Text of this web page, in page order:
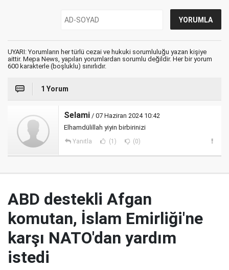
UYARI: Yorumların her türlü cezai ve hukuki sorumluluğu yazan kişiye
aittir. Mepa News, yapılan yorumlardan sorumlu değildir. Her bir yorum
600 karakterle (boşluklu) sınırlıdır.
1 Yorum
Selami / 07 Haziran 2024 10:42
Elhamdülillah yiyin birbirinizi
Yanıtla (1) (0)
ABD destekli Afgan
komutan, İslam Emirliği'ne
karşı NATO'dan yardım
istedi